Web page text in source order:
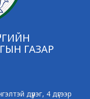
ГАЗАР
дүүрэг, 4 дүгээр